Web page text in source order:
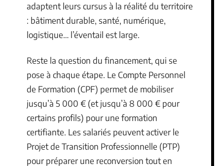
adaptent leurs cursus à la réalité du territoire
: bâtiment durable, santé, numérique,
logistique… l’éventail est large.
Reste la question du financement, qui se
pose à chaque étape. Le Compte Personnel
de Formation (CPF) permet de mobiliser
jusqu’à 5 000 € (et jusqu’à 8 000 € pour
certains profils) pour une formation
certifiante. Les salariés peuvent activer le
Projet de Transition Professionnelle (PTP)
pour préparer une reconversion tout en